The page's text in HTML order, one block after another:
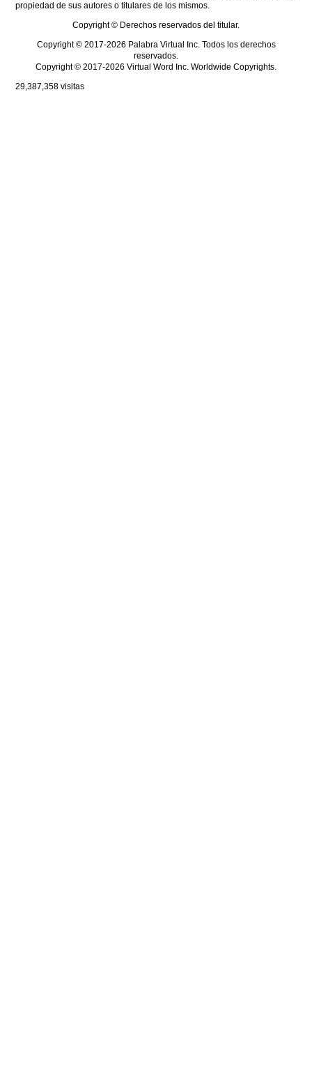
propiedad de sus autores o titulares de los mismos.
Copyright © Derechos reservados del titular.
Copyright © 2017-2026 Palabra Virtual Inc. Todos los derechos
reservados.
Copyright © 2017-2026 Virtual Word Inc. Worldwide Copyrights.
29,387,358 visitas